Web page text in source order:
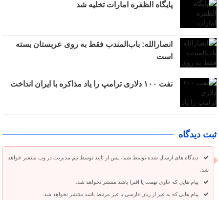
پایگاه الظفره امارات تخلیه شد
انصارالله: باب‌المندب فقط به روی عربستان بسته
است
نفت ۱۰۰ دلاری ترامپ را یاد مذاکره با ایران انداخت
ثبت دیدگاه
دیدگاه های ارسال شده توسط شما، پس از تایید توسط تیم مدیریت در وب منتشر خواهد
شد.
پیام هایی که حاوی تهمت یا افترا باشد منتشر نخواهد شد.
پیام هایی که به غیر از زبان فارسی یا غیر مرتبط باشد منتشر نخواهد شد.